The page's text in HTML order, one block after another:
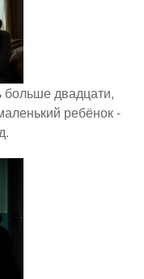
двадцати,
ребёнок -